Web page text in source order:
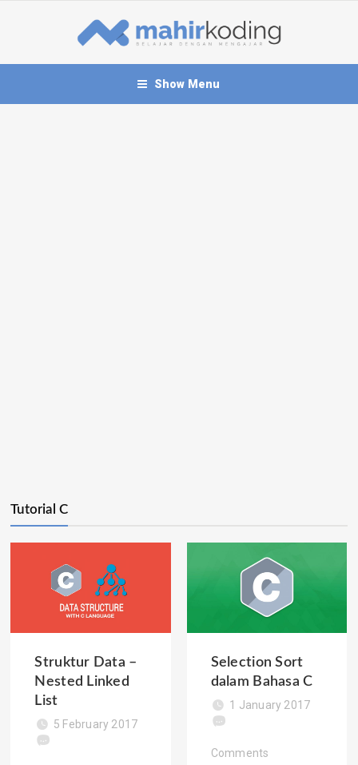
Show Menu
Tutorial C
Struktur Data –
Nested Linked
List
5 February 2017
Selection Sort
dalam Bahasa C
1 January 2017
Comments